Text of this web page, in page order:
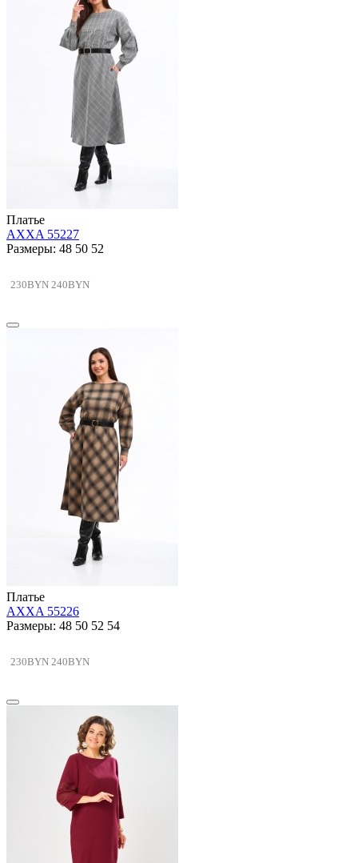
Платье
AXXA 55227
Размеры: 48 50 52
230BYN 240BYN
Платье
AXXA 55226
Размеры: 48 50 52 54
230BYN 240BYN